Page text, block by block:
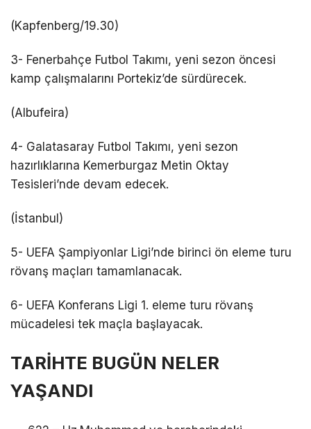
(Kapfenberg/19.30)
3- Fenerbahçe Futbol Takımı, yeni sezon öncesi
kamp çalışmalarını Portekiz’de sürdürecek.
(Albufeira)
4- Galatasaray Futbol Takımı, yeni sezon
hazırlıklarına Kemerburgaz Metin Oktay
Tesisleri’nde devam edecek.
(İstanbul)
5- UEFA Şampiyonlar Ligi’nde birinci ön eleme turu
rövanş maçları tamamlanacak.
6- UEFA Konferans Ligi 1. eleme turu rövanş
mücadelesi tek maçla başlayacak.
TARİHTE BUGÜN NELER
YAŞANDI